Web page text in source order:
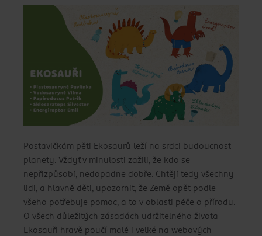
Postavičkám pěti Ekosaurů leží na srdci budoucnost
planety. Vždyť v minulosti zažili, že kdo se
nepřizpůsobí, nedopadne dobře. Chtějí tedy všechny
lidi, a hlavně děti, upozornit, že Země opět podle
všeho potřebuje pomoc, a to v oblasti péče o přírodu.
O všech důležitých zásadách udržitelného života
Ekosauři hravě poučí malé i velké na webových